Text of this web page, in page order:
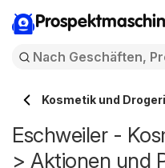
Kosmetik und
Eschweiler -
> Aktionen und